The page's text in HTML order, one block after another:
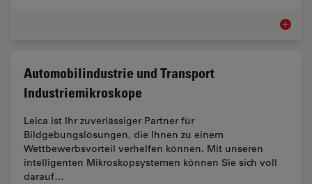
Automobilindustrie und Transport
Industriemikroskope
Leica ist Ihr zuverlässiger Partner für
Bildgebungslösungen, die Ihnen zu einem
Wettbewerbsvorteil verhelfen können. Mit unseren
intelligenten Mikroskopsystemen können Sie sich voll
darauf…